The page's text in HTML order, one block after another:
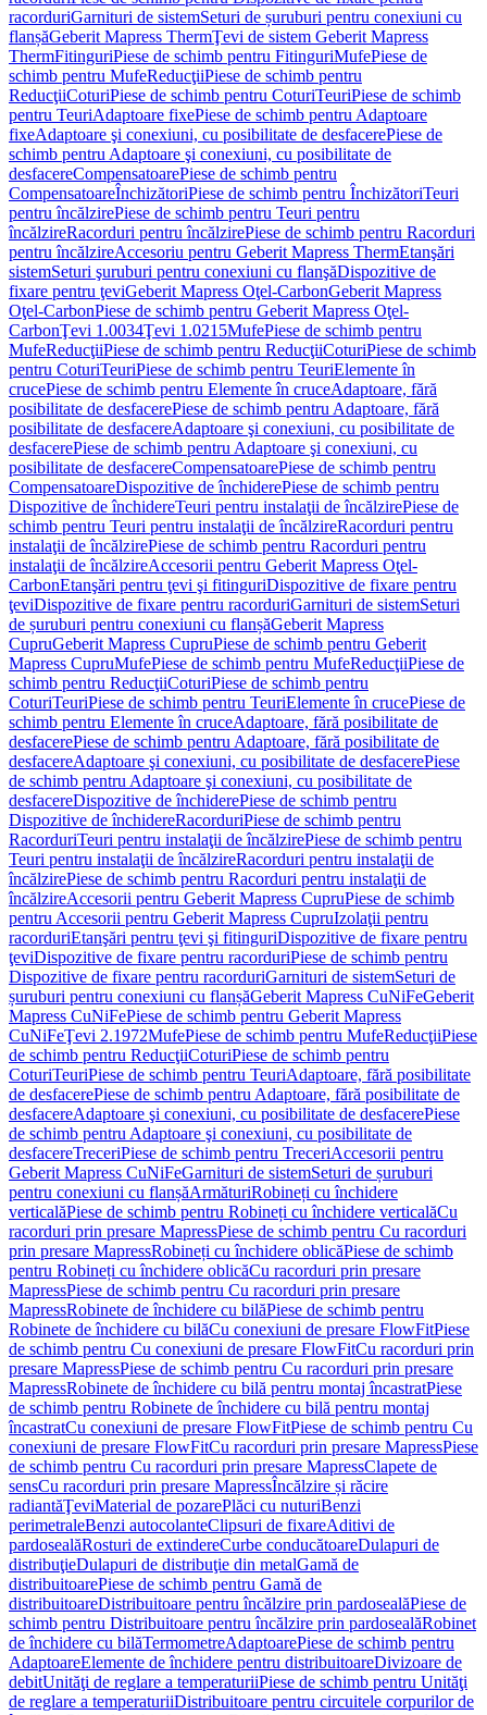
racorduriGarnituri de sistemSeturi de șuruburi pentru conexiuni cu
flanșăGeberit Mapress ThermŢevi de sistem Geberit Mapress
ThermFitinguriPiese de schimb pentru FitinguriMufePiese de
schimb pentru MufeReducţiiPiese de schimb pentru
ReducţiiCoturiPiese de schimb pentru CoturiTeuriPiese de schimb
pentru TeuriAdaptoare fixePiese de schimb pentru Adaptoare
fixeAdaptoare şi conexiuni, cu posibilitate de desfacerePiese de
schimb pentru Adaptoare şi conexiuni, cu posibilitate de
desfacereCompensatoarePiese de schimb pentru
CompensatoareÎnchizătoriPiese de schimb pentru ÎnchizătoriTeuri
pentru încălzirePiese de schimb pentru Teuri pentru
încălzireRacorduri pentru încălzirePiese de schimb pentru Racorduri
pentru încălzireAccesoriu pentru Geberit Mapress ThermEtanşări
sistemSeturi şuruburi pentru conexiuni cu flanşăDispozitive de
fixare pentru ţeviGeberit Mapress Oţel-CarbonGeberit Mapress
Oţel-CarbonPiese de schimb pentru Geberit Mapress Oţel-
CarbonŢevi 1.0034Ţevi 1.0215MufePiese de schimb pentru
MufeReducţiiPiese de schimb pentru ReducţiiCoturiPiese de schimb
pentru CoturiTeuriPiese de schimb pentru TeuriElemente în
crucePiese de schimb pentru Elemente în cruceAdaptoare, fără
posibilitate de desfacerePiese de schimb pentru Adaptoare, fără
posibilitate de desfacereAdaptoare şi conexiuni, cu posibilitate de
desfacerePiese de schimb pentru Adaptoare şi conexiuni, cu
posibilitate de desfacereCompensatoarePiese de schimb pentru
CompensatoareDispozitive de închiderePiese de schimb pentru
Dispozitive de închidereTeuri pentru instalaţii de încălzirePiese de
schimb pentru Teuri pentru instalaţii de încălzireRacorduri pentru
instalaţii de încălzirePiese de schimb pentru Racorduri pentru
instalaţii de încălzireAccesorii pentru Geberit Mapress Oţel-
CarbonEtanşări pentru ţevi şi fitinguriDispozitive de fixare pentru
ţeviDispozitive de fixare pentru racorduriGarnituri de sistemSeturi
de șuruburi pentru conexiuni cu flanșăGeberit Mapress
CupruGeberit Mapress CupruPiese de schimb pentru Geberit
Mapress CupruMufePiese de schimb pentru MufeReducţiiPiese de
schimb pentru ReducţiiCoturiPiese de schimb pentru
CoturiTeuriPiese de schimb pentru TeuriElemente în crucePiese de
schimb pentru Elemente în cruceAdaptoare, fără posibilitate de
desfacerePiese de schimb pentru Adaptoare, fără posibilitate de
desfacereAdaptoare şi conexiuni, cu posibilitate de desfacerePiese
de schimb pentru Adaptoare şi conexiuni, cu posibilitate de
desfacereDispozitive de închiderePiese de schimb pentru
Dispozitive de închidereRacorduriPiese de schimb pentru
RacorduriTeuri pentru instalaţii de încălzirePiese de schimb pentru
Teuri pentru instalaţii de încălzireRacorduri pentru instalaţii de
încălzirePiese de schimb pentru Racorduri pentru instalaţii de
încălzireAccesorii pentru Geberit Mapress CupruPiese de schimb
pentru Accesorii pentru Geberit Mapress CupruIzolaţii pentru
racorduriEtanşări pentru ţevi şi fitinguriDispozitive de fixare pentru
ţeviDispozitive de fixare pentru racorduriPiese de schimb pentru
Dispozitive de fixare pentru racorduriGarnituri de sistemSeturi de
șuruburi pentru conexiuni cu flanșăGeberit Mapress CuNiFeGeberit
Mapress CuNiFePiese de schimb pentru Geberit Mapress
CuNiFeŢevi 2.1972MufePiese de schimb pentru MufeReducţiiPiese
de schimb pentru ReducţiiCoturiPiese de schimb pentru
CoturiTeuriPiese de schimb pentru TeuriAdaptoare, fără posibilitate
de desfacerePiese de schimb pentru Adaptoare, fără posibilitate de
desfacereAdaptoare şi conexiuni, cu posibilitate de desfacerePiese
de schimb pentru Adaptoare şi conexiuni, cu posibilitate de
desfacereTreceriPiese de schimb pentru TreceriAccesorii pentru
Geberit Mapress CuNiFeGarnituri de sistemSeturi de șuruburi
pentru conexiuni cu flanșăArmăturiRobineți cu închidere
verticalăPiese de schimb pentru Robineți cu închidere verticalăCu
racorduri prin presare MapressPiese de schimb pentru Cu racorduri
prin presare MapressRobineți cu închidere oblicăPiese de schimb
pentru Robineți cu închidere oblicăCu racorduri prin presare
MapressPiese de schimb pentru Cu racorduri prin presare
MapressRobinete de închidere cu bilăPiese de schimb pentru
Robinete de închidere cu bilăCu conexiuni de presare FlowFitPiese
de schimb pentru Cu conexiuni de presare FlowFitCu racorduri prin
presare MapressPiese de schimb pentru Cu racorduri prin presare
MapressRobinete de închidere cu bilă pentru montaj încastratPiese
de schimb pentru Robinete de închidere cu bilă pentru montaj
încastratCu conexiuni de presare FlowFitPiese de schimb pentru Cu
conexiuni de presare FlowFitCu racorduri prin presare MapressPiese
de schimb pentru Cu racorduri prin presare MapressClapete de
sensCu racorduri prin presare MapressÎncălzire și răcire
radiantăŢeviMaterial de pozarePlăci cu nuturiBenzi
perimetraleBenzi autocolanteClipsuri de fixareAditivi de
pardosealăRosturi de extindereCurbe conducătoareDulapuri de
distribuţieDulapuri de distribuţie din metalGamă de
distribuitoarePiese de schimb pentru Gamă de
distribuitoareDistribuitoare pentru încălzire prin pardosealăPiese de
schimb pentru Distribuitoare pentru încălzire prin pardosealăRobinet
de închidere cu bilăTermometreAdaptoarePiese de schimb pentru
AdaptoareElemente de închidere pentru distribuitoareDivizoare de
debitUnităţi de reglare a temperaturiiPiese de schimb pentru Unităţi
de reglare a temperaturiiDistribuitoare pentru circuitele corpurilor de